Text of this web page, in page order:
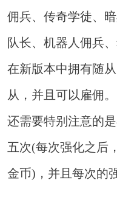
佣兵、传奇学徒、
队长、机器人佣兵
在新版本中拥有随
从，并且可以雇佣。
还需要特别注意的
五次(每次强化之后
金币)，并且每次的